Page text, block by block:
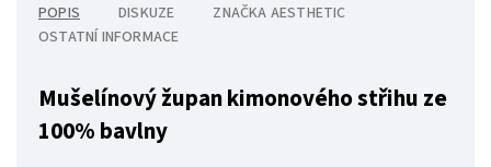
POPIS DISKUZE ZNAČKA AESTHETIC
OSTATNÍ INFORMACE
Mušelínový župan kimonového střihu ze
100% bavlny